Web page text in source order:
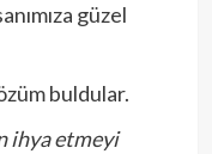
güzel
buldular.
ihya etmeyi